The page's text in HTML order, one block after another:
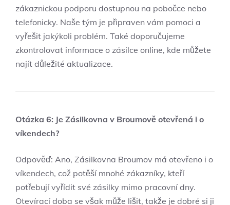
zákaznickou podporu dostupnou na pobočce nebo
telefonicky. Naše tým je připraven vám pomoci a
vyřešit jakýkoli problém. Také doporučujeme
zkontrolovat informace o zásilce online, kde můžete
najít důležité aktualizace.
Otázka 6: Je Zásilkovna v Broumově otevřená i o
víkendech?
Odpověď: Ano, Zásilkovna Broumov má otevřeno i o
víkendech, což potěší mnohé zákazníky, kteří
potřebují vyřídit své zásilky mimo pracovní dny.
Otevírací doba se však může lišit, takže je dobré si ji